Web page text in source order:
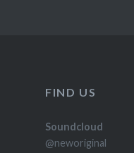
FIND US
Soundcloud
@neworiginal